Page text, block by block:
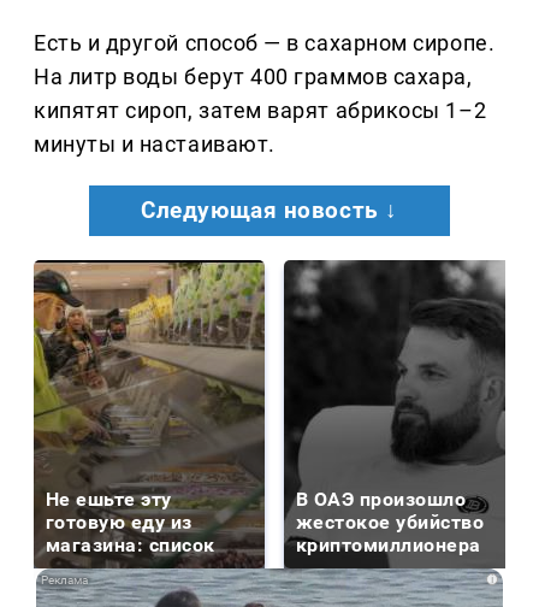
Есть и другой способ — в сахарном сиропе.
На литр воды берут 400 граммов сахара,
кипятят сироп, затем варят абрикосы 1–2
минуты и настаивают.
Следующая новость ↓
Не ешьте эту
готовую еду из
магазина: список
В ОАЭ произошло
жестокое убийство
криптомиллионера
i